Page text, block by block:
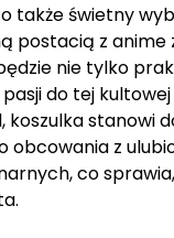
także świetny
postacią z
nie tylko
do tej
koszulka stanowi
obcowania z
co